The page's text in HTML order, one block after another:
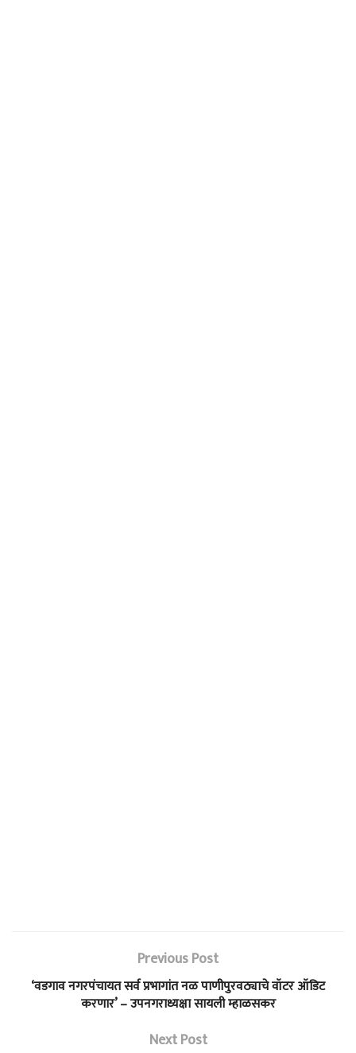
Previous Post
‘वडगाव नगरपंचायत सर्व प्रभागांत नळ पाणीपुरवठ्याचे वॉटर ऑडिट
करणार’ – उपनगराध्यक्षा सायली म्हाळसकर
Next Post